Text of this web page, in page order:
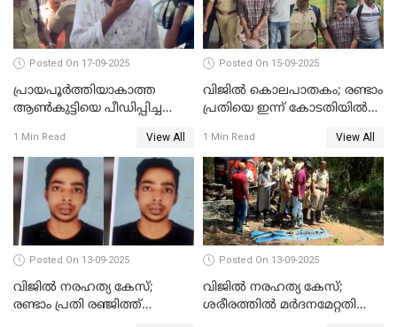
Posted On 17-09-2025
പ്രായപൂർത്തിയാകാത്ത
ആൺകുട്ടിയെ പീഡിപ്പിച്ച
അറസ്റ്റിൽ
1 Min Read View All
Posted On 15-09-2025
വിജിൽ കൊലപാതകം; രണ്ടാം
പ്രതിയെ ഇന്ന് കോടതിയിൽ
1 Min Read View All
Posted On 13-09-2025
വിജിൽ നരഹത്യ കേസ്;
രണ്ടാം പ്രതി രഞ്ജിത്ത്
Posted On 13-09-2025
വിജില്‍ നരഹത്യ കേസ്;
ശരീരത്തില്‍ മര്‍ദനമേറ്റതിന്റെ